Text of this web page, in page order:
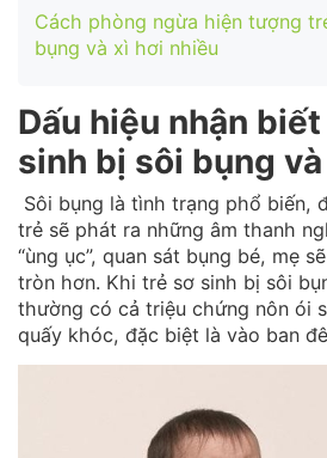
Cách phòng ngừa hiện tượng
bụng và xì hơi nhiều
Dấu hiệu nhận
sinh bị sôi bụng
Sôi bụng là tình trạng phổ biến,
trẻ sẽ phát ra những âm thanh
“ùng ục”, quan sát bụng bé, mẹ
tròn hơn. Khi trẻ sơ sinh bị sôi
thường có cả triệu chứng nôn ói
quấy khóc, đặc biệt là vào ban